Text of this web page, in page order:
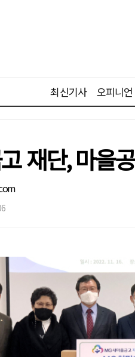
최신기사 오피니언
재단, 마을